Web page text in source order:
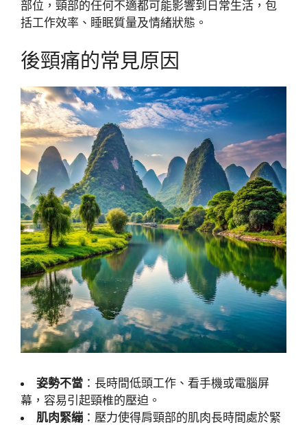
部位，頸部的任何不適都可能影響到日常生活，包
括工作效率、睡眠質量及情緒狀態。
後頸痛的常見原因
姿勢不當 ：長時間低頭工作、看手機或電腦屏
幕，容易引起頸椎的壓迫。
肌肉緊繃 ：壓力使得肩頸部的肌肉長時間處於緊